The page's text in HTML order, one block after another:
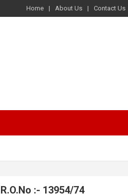
Home About Us Contact Us
R.O.No :- 13954/74